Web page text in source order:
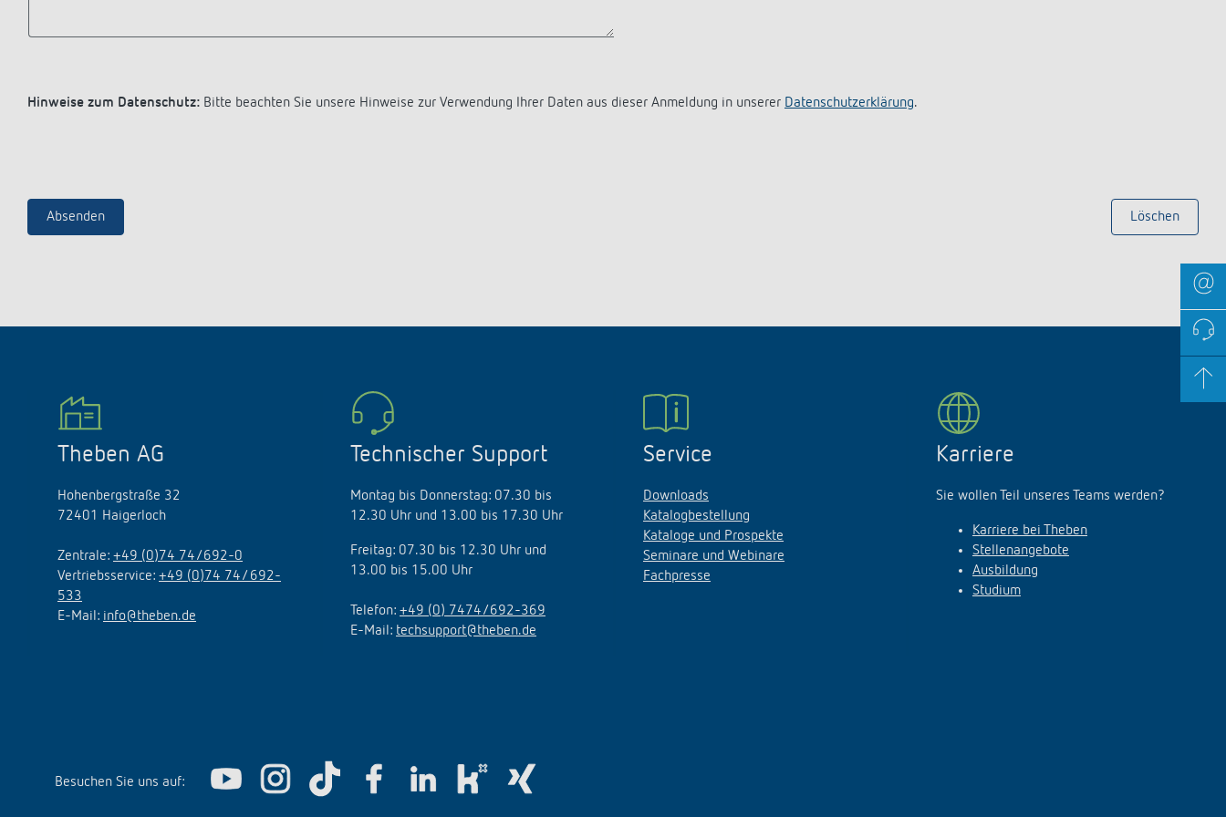
Hinweise zum Datenschutz: Bitte beachten Sie unsere Hinweise zur Verwendung Ihrer Daten aus dieser Anmeldung in unserer Datenschutzerklärung.
Theben AG
Hohenbergstraße 32
72401 Haigerloch
Zentrale: +49 (0)74 74/692-0
Vertriebsservice: +49 (0)74 74/ 692-
533
E-Mail: info@theben.de
Technischer Support
Montag bis Donnerstag: 07.30 bis
12.30 Uhr und 13.00 bis 17.30 Uhr
Freitag: 07.30 bis 12.30 Uhr und
13.00 bis 15.00 Uhr
Telefon: +49 (0) 7474/692-369
E-Mail: techsupport@theben.de
Service
Downloads
Katalogbestellung
Kataloge und Prospekte
Seminare und Webinare
Fachpresse
Karriere
Sie wollen Teil unseres Teams werden?
Karriere bei Theben
Stellenangebote
Ausbildung
Studium
Besuchen Sie uns auf: